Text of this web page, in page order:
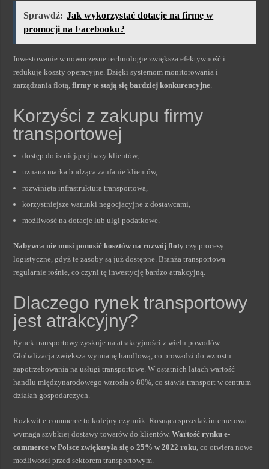
Sprawdź: Jak wykorzystać dotacje na firmę w
promocji na Facebooku?
Inwestowanie w nowoczesne technologie zwiększa efektywność i
redukuje koszty operacyjne. Dzięki systemom monitorowania i
zarządzania flotą,firmy te stają się bardziej konkurencyjne.
Korzyści z zakupu firmy
transportowej
dostęp do istniejącej bazy klientów,
uznana marka budząca zaufanie klientów,
rozwinięta infrastruktura transportowa,
korzystniejsze warunki negocjacyjne z dostawcami,
możliwość na dotacje lub ulgi podatkowe.
Nabywca nie musi ponosić kosztów na rozwój floty czy procesy
logistyczne, gdyż te zasoby są już dostępne. Branża transportowa
regularnie rośnie, co czyni tę inwestycję bardzo atrakcyjną.
Dlaczego rynek transportowy
jest atrakcyjny?
Rynek transportowy zyskuje na atrakcyjności z wielu powodów.
Globalizacja zwiększa wymianę handlową, co prowadzi do wzrostu
zapotrzebowania na usługi transportowe. W ostatnich latach wartość
handlu międzynarodowego wzrosła o 80%, co stawia transport w centrum
działań gospodarczych.
Rozkwit e-commerce to kolejny czynnik. Rosnąca sprzedaż internetowa
wymaga szybkiej dostawy towarów do klientów.Wartość rynku e-
commerce w Polsce zwiększyła się o 25% w 2022 roku, co otwiera nowe
możliwości przed sektorem transportowym.